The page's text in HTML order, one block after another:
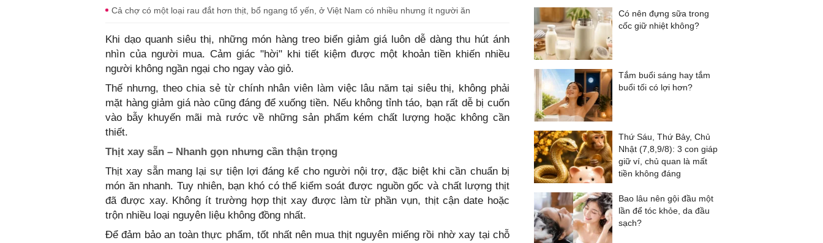
Cả chợ có một loại rau đắt hơn thịt, bổ ngang tổ yến, ở Việt Nam có nhiều nhưng ít người ăn
Khi dạo quanh siêu thị, những món hàng treo biển giảm giá luôn dễ dàng thu hút ánh
nhìn của người mua. Cảm giác "hời" khi tiết kiệm được một khoản tiền khiến nhiều
người không ngần ngại cho ngay vào giỏ.
Thế nhưng, theo chia sẻ từ chính nhân viên làm việc lâu năm tại siêu thị, không phải
mặt hàng giảm giá nào cũng đáng để xuống tiền. Nếu không tỉnh táo, bạn rất dễ bị cuốn
vào bẫy khuyến mãi mà rước về những sản phẩm kém chất lượng hoặc không cần
thiết.
Thịt xay sẵn – Nhanh gọn nhưng cần thận trọng
Thịt xay sẵn mang lại sự tiện lợi đáng kể cho người nội trợ, đặc biệt khi cần chuẩn bị
món ăn nhanh. Tuy nhiên, bạn khó có thể kiểm soát được nguồn gốc và chất lượng thịt
đã được xay. Không ít trường hợp thịt xay được làm từ phần vụn, thịt cận date hoặc
trộn nhiều loại nguyên liệu không đồng nhất.
Để đảm bảo an toàn thực phẩm, tốt nhất nên mua thịt nguyên miếng rồi nhờ xay tại chỗ
Có nên đựng sữa trong
cốc giữ nhiệt không?
Tắm buổi sáng hay tắm
buổi tối có lợi hơn?
Thứ Sáu, Thứ Bảy, Chủ
Nhật (7,8,9/8): 3 con giáp
giữ ví, chủ quan là mất
tiền không đáng
Bao lâu nên gội đầu một
lần để tóc khỏe, da đầu
sạch?